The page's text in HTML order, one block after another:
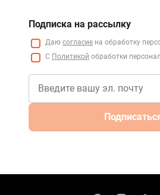
Подписка на рассылку
Даю согласие на обработку
С Политикой обработки